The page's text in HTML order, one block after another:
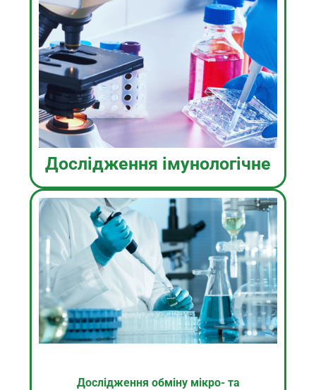
Дослідження імунологічне
Дослідження обміну мікро- та